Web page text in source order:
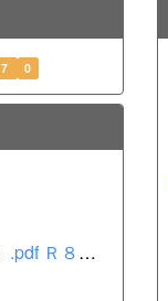
7 0
Ｒ８：３号（ＨＰ）.pdf Ｒ８：２号（ＨＰ）.pdf Ｒ８：１号（Ｈ...